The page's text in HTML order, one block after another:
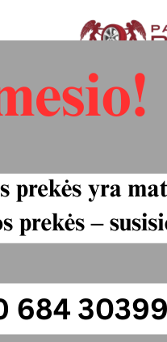
VISOS PREKĖSPADANGŲ IR